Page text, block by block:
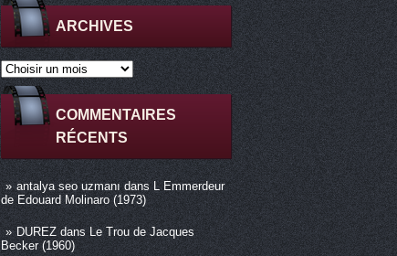
ARCHIVES
COMMENTAIRES
RÉCENTS
antalya seo uzmanıdans L Emmerdeur
de Edouard Molinaro (1973)
DUREZdans Le Trou de Jacques
Becker (1960)